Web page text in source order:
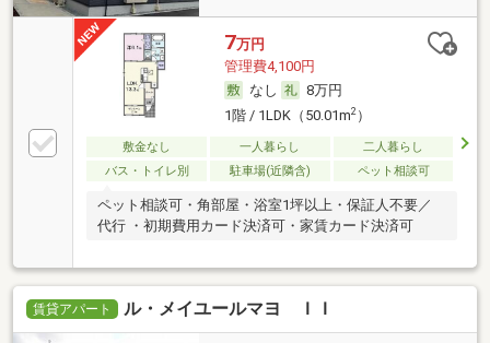
7万円
管理費4,100円
なし
8万円
1階 / 1LDK（50.01m2）
敷金なし 一人暮らし
二人暮らし
バス・トイレ別
駐車場(近隣含) ペット相談可
ペット相談可・角部屋・浴室1坪以上・保証人不要／
代行 ・初期費用カード決済可・家賃カード決済可
賃貸アパート ル・メイユールマヨ ＩＩ